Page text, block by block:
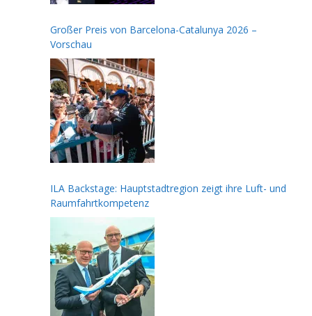
Großer Preis von Barcelona-Catalunya 2026 –
Vorschau
ILA Backstage: Hauptstadtregion zeigt ihre Luft- und
Raumfahrtkompetenz